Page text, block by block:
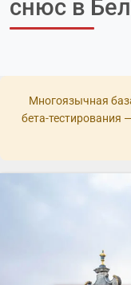
снюс в
Многоязычная
бета-тестирования